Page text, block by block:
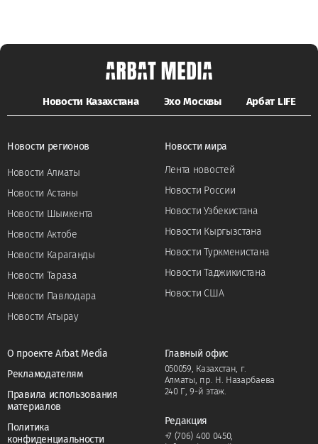
Новости Казахстана Эхо Москвы Арбат LIFE
Новости регионов
Новости Алматы
Новости Астаны
Новости Шымкента
Новости Актобе
Новости Караганды
Новости Тараза
Новости Павлодара
Новости Атырау
Новости мира
Лента новостей
Новости России
Новости Узбекистана
Новости Кыргызстана
Новости Туркменистана
Новости Таджикистана
Новости США
О проекте Arbat Media
Рекламодателям
Правила использования
материалов
Политика
конфиденциальности
Главный офис
050059, Казахстан, г.
Алматы, пр. Н. Назарбаева
240 Г, 9-й этаж.
Редакция
+7 (706) 400 0450,